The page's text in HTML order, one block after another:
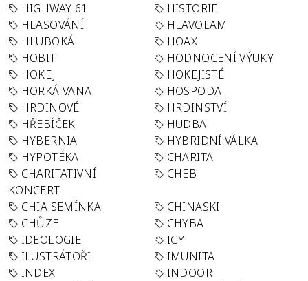
HIGHWAY 61
HISTORIE
HLASOVÁNÍ
HLAVOLAM
HLUBOKÁ
HOAX
HOBIT
HODNOCENÍ VÝUKY
HOKEJ
HOKEJISTÉ
HORKÁ VANA
HOSPODA
HRDINOVÉ
HRDINSTVÍ
HŘEBÍČEK
HUDBA
HYBERNIA
HYBRIDNÍ VÁLKA
HYPOTÉKA
CHARITA
CHARITATIVNÍ
KONCERT
CHEB
CHIA SEMÍNKA
CHINASKI
CHŮZE
CHYBA
IDEOLOGIE
IGY
ILUSTRÁTOŘI
IMUNITA
INDEX
INDOOR